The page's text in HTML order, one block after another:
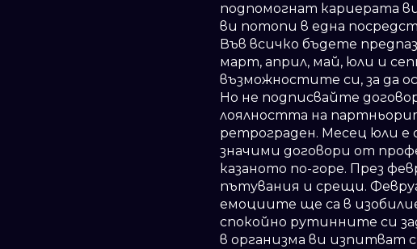
подпомогнат кариерата
ви потопи в една
Във всичко бъдете
март, април, май, юли и
възможностите си, за да
Но не подписвайте
лоялността на
ретрограден. Месец юли е
значими договори от
казаното по-горе. През
пътувания и срещи.
емоциите ще са в
спокойно рутинните си
в организма ви изпитват